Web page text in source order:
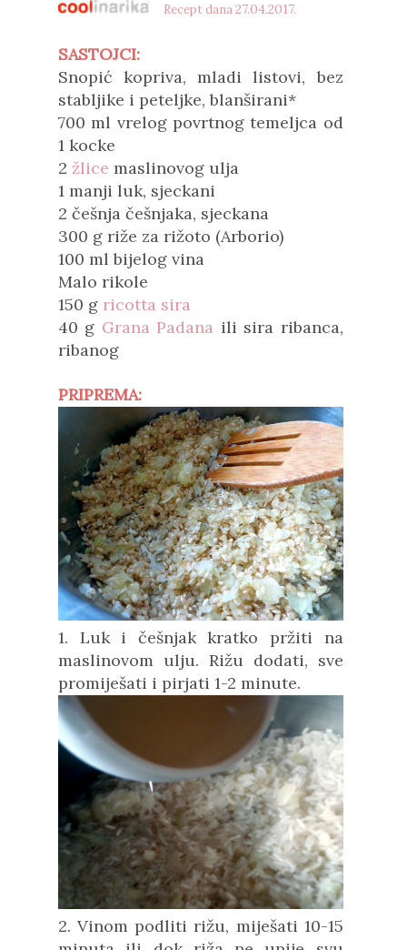
Recept dana27.04.2017.
SASTOJCI:
Snopić kopriva, mladi listovi, bez
stabljike i peteljke, blanširani*
700 ml vrelog povrtnog temeljca od
1 kocke
2 žlice maslinovog ulja
1 manji luk, sjeckani
2 češnja češnjaka, sjeckana
300 g riže za rižoto (Arborio)
100 ml bijelog vina
Malo rikole
150 g ricotta sira
40 g Grana Padana ili sira ribanca,
ribanog
PRIPREMA:
1. Luk i češnjak kratko pržiti na
maslinovom ulju. Rižu dodati, sve
promiješati i pirjati 1-2 minute.
2. Vinom podliti rižu, miješati 10-15